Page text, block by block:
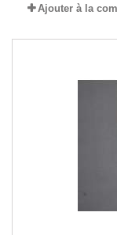
Ajouter à la